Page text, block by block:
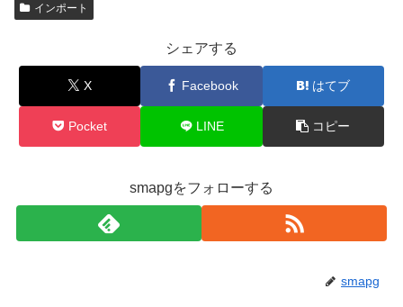
インポート
シェアする
X Facebook はてブ
Pocket LINE コピー
smapgをフォローする
smapg